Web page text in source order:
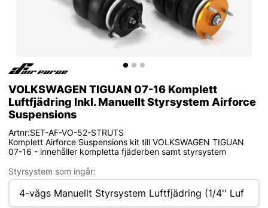
VOLKSWAGEN TIGUAN 07-16 Komplett
Luftfjädring Inkl. Manuellt Styrsystem Airforce
Suspensions
Artnr:SET-AF-VO-52-STRUTS|
Komplett Airforce Suspensions kit till VOLKSWAGEN TIGUAN
07-16 - innehåller kompletta fjäderben samt styrsystem
Styrsystem som ingår: